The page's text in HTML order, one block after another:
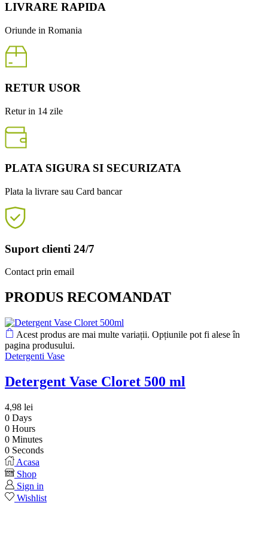
LIVRARE RAPIDA
Oriunde in Romania
RETUR USOR
Retur in 14 zile
PLATA SIGURA SI SECURIZATA
Plata la livrare sau Card bancar
Suport clienti 24/7
Contact prin email
PRODUS RECOMANDAT
Acest produs are mai multe variații. Opțiunile pot fi alese în
pagina produsului.
Detergenti Vase
Detergent Vase Cloret 500 ml
4,98 lei
0 Days
0 Hours
0 Minutes
0 Seconds
Acasa
Shop
Sign in
Wishlist